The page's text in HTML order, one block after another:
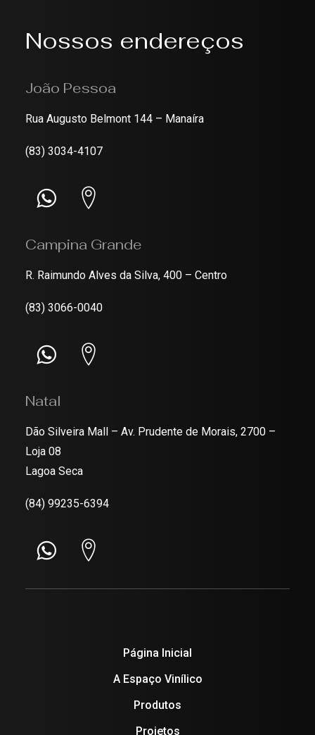
Nossos endereços
João Pessoa
Rua Augusto Belmont 144 – Manaíra
(83) 3034-4107
Campina Grande
R. Raimundo Alves da Silva, 400 – Centro
(83) 3066-0040
Natal
Dão Silveira Mall – Av. Prudente de Morais, 2700 –
Loja 08
Lagoa Seca
(84) 99235-6394
Página Inicial
A Espaço Vinílico
Produtos
Projetos